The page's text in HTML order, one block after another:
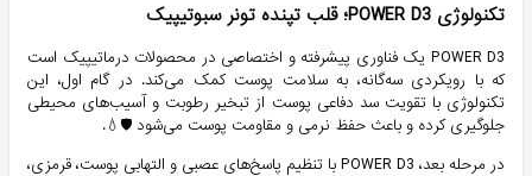
تکنولوژی POWER D3؛ قلب تپنده تونر سبوتیپیک
POWER D3 یک فناوری پیشرفته و اختصاصی در محصولات درماتیپیک است
که با رویکردی سه‌گانه، به سلامت پوست کمک می‌کند. در گام اول، این
تکنولوژی با تقویت سد دفاعی پوست از تبخیر رطوبت و آسیب‌های محیطی
جلوگیری کرده و باعث حفظ نرمی و مقاومت پوست می‌شود 🛡️💧.
در مرحله بعد، POWER D3 با تنظیم پاسخ‌های عصبی و التهابی پوست، قرمزی،